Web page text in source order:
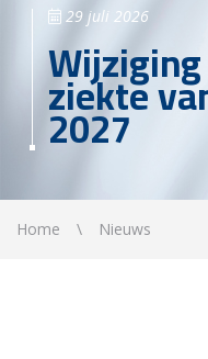
29 juli 2026
ziekte
2027
Home Nieuws